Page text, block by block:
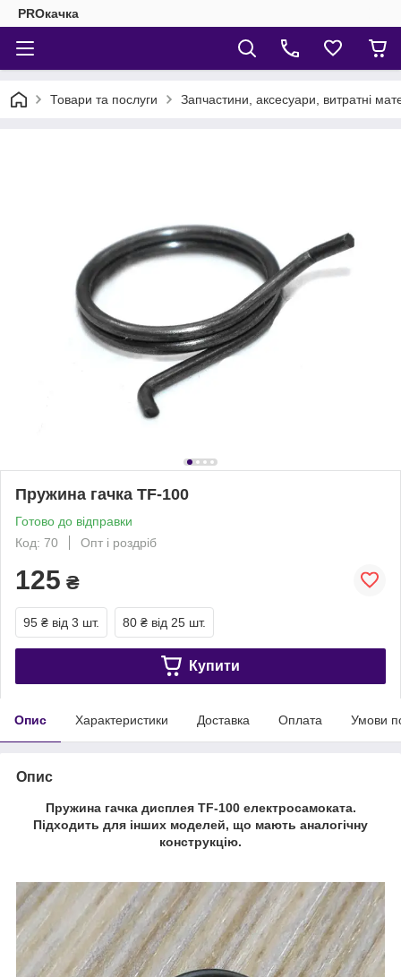
PROкачка
Товари та послуги Запчастини, аксесуари, витратні
Пружина гачка TF-100
Готово до відправки
Код: 70
Опт і роздріб
125 ₴
95 ₴ від 3 шт. 80 ₴ від 25 шт.
Купити
Опис Характеристики Доставка Оплата Умови
Опис
Пружина гачка дисплея TF-100 електросамоката.
Підходить для інших моделей, що мають аналогічну
конструкцію.